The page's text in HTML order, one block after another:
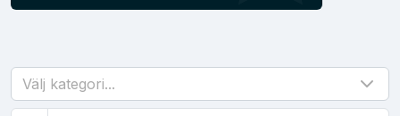
Välj kategori...